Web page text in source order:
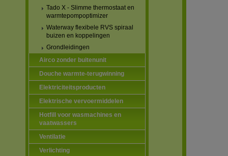
Tado X - Slimme thermostaat en
warmtepompoptimizer
Waterway flexibele RVS spiraal
buizen en koppelingen
Grondleidingen
Airco zonder buitenunit
Douche warmte-terugwinning
Elektriciteitsproducten
Elektrische vervoermiddelen
Hotfill voor wasmachines en
vaatwassers
Ventilatie
Verlichting